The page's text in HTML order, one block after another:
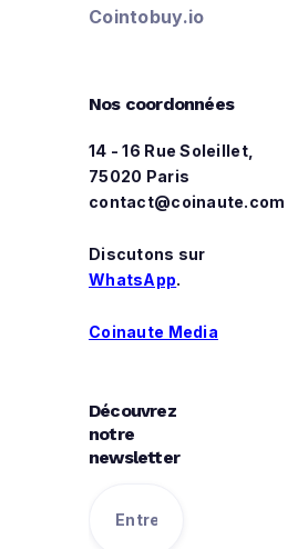
Cointobuy.io
Nos coordonnées
14 - 16 Rue Soleillet,
75020 Paris
contact@coinaute.com
Discutons sur
WhatsApp.
Coinaute Media
Découvrez
notre
newsletter